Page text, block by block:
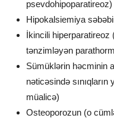
psevdohipoparatireoz)
Hipokalsiemiya
İkincili
tənzimləyən
Sümüklərin həcminin
nəticəsində
müalicə)
Osteoporozun (o